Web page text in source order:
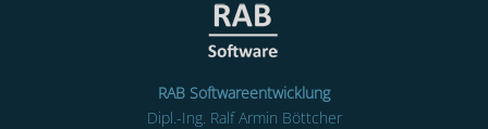
RAB Softwareentwicklung
Dipl.-Ing. Ralf Armin Böttcher